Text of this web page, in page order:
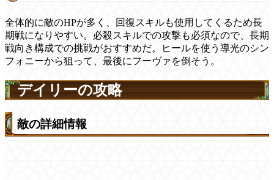
全体的に敵のHPが多く、回復スキルも使用してくるため長
期戦になりやすい。必殺スキルでの攻撃も必須なので、長期
戦向き構成での挑戦がおすすめだ。ヒールを使う導光のシン
フォニーから狙って、最後にフーヴァを倒そう。
デイリーの攻略
敵の詳細情報